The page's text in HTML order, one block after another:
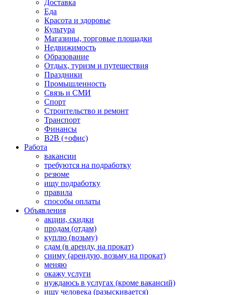
Доставка
Еда
Красота и здоровье
Культура
Магазины, торговые площадки
Недвижимость
Образование
Отдых, туризм и путешествия
Праздники
Промышленность
Связь и СМИ
Спорт
Строительство и ремонт
Транспорт
Финансы
B2B (+офис)
Работа
вакансии
требуются на подработку
резюме
ищу подработку
правила
способы оплаты
Объявления
акции, скидки
продам (отдам)
куплю (возьму)
сдам (в аренду, на прокат)
сниму (арендую, возьму на прокат)
меняю
окажу услуги
нуждаюсь в услугах (кроме вакансий)
ищу человека (разыскивается)